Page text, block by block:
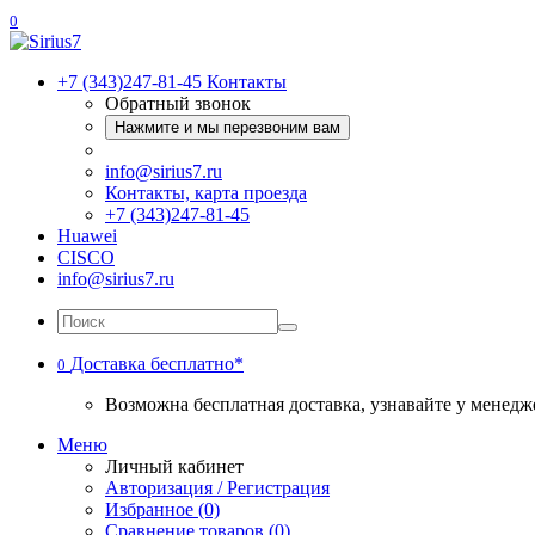
0
+7 (343)247-81-45 Контакты
Обратный звонок
Нажмите и мы перезвоним вам
info@sirius7.ru
Контакты, карта проезда
+7 (343)247-81-45
Huawei
CISCO
info@sirius7.ru
0 Доставка бесплатно*
Возможна бесплатная доставка, узнавайте у
Меню
Личный кабинет
Авторизация / Регистрация
Избранное (0)
Сравнение товаров (0)